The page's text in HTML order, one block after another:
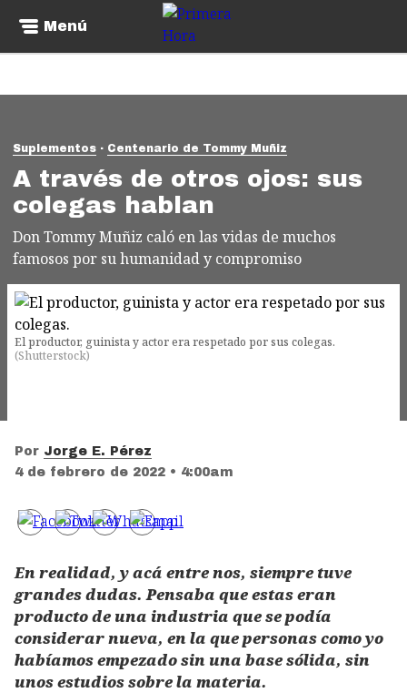
Menú
Suplementos Centenario de Tommy Muñiz
A través de otros ojos: sus
colegas hablan
Don Tommy Muñiz caló en las vidas de muchos
famosos por su humanidad y compromiso
El productor, guinista y actor era respetado por sus colegas.
(Shutterstock)
Por Jorge E. Pérez
4 de febrero de 2022 • 4:00am
En realidad, y acá entre nos, siempre tuve
grandes dudas. Pensaba que estas eran
producto de una industria que se podía
considerar nueva, en la que personas como yo
habíamos empezado sin una base sólida, sin
unos estudios sobre la materia.